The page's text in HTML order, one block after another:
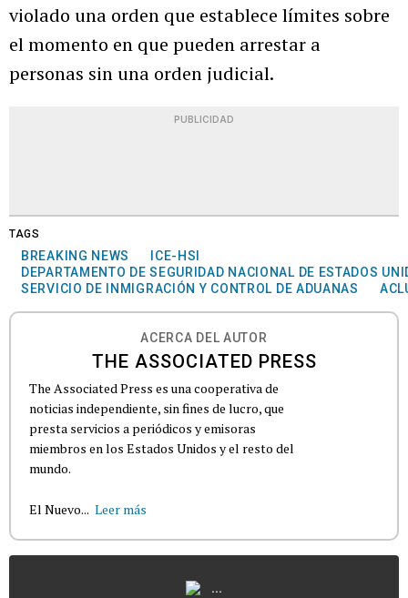
violado una orden que establece límites sobre
el momento en que pueden arrestar a
personas sin una orden judicial.
PUBLICIDAD
TAGS
BREAKING NEWS
ICE-HSI
DEPARTAMENTO DE SEGURIDAD NACIONAL DE ESTADOS
SERVICIO DE INMIGRACIÓN Y CONTROL DE ADUANAS
ACERCA DEL AUTOR
THE ASSOCIATED PRESS
The Associated Press es una cooperativa de
noticias independiente, sin fines de lucro, que
presta servicios a periódicos y emisoras
miembros en los Estados Unidos y el resto del
mundo.
El Nuevo... Leer más
...